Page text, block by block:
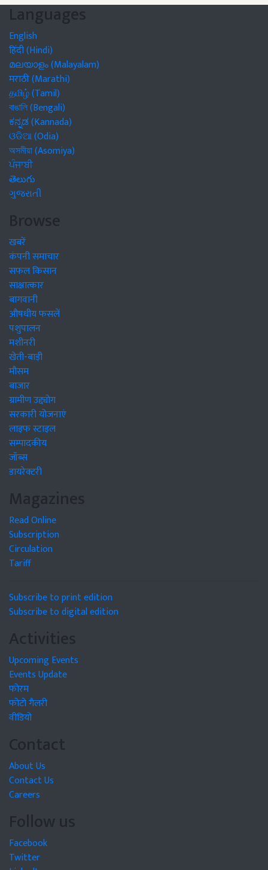
Languages
English
हिंदी (Hindi)
മലയാളം (Malayalam)
मराठी (Marathi)
தமிழ் (Tamil)
বাঙালি (Bengali)
ಕನ್ನಡ (Kannada)
ଓଡିଆ (Odia)
অসমীয়া (Asomiya)
ਪੰਜਾਬੀ
తెలుగు
ગુજરાતી
Browse
खबरें
कंपनी समाचार
सफल किसान
साक्षात्कार
बागवानी
औषधीय फसलें
पशुपालन
मशीनरी
खेती-बाड़ी
मौसम
बाजार
ग्रामीण उद्द्योग
सरकारी योजनाएं
लाइफ स्टाइल
सम्पादकीय
जॉब्स
डायरेक्टरी
Magazines
Read Online
Subscription
Circulation
Tariff
Subscribe to print edition
Subscribe to digital edition
Activities
Upcoming Events
Events Update
फोरम
फोटो गैलरी
वीडियो
Contact
About Us
Contact Us
Careers
Follow us
Facebook
Twitter